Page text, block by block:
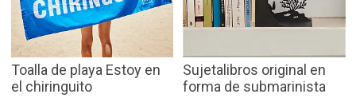
Toalla de playa Estoy en
el chiringuito
Sujetalibros original en
forma de submarinista